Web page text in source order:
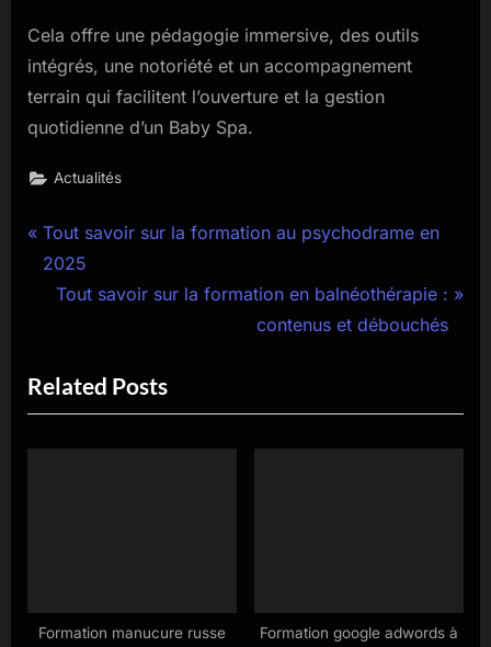
Cela offre une pédagogie immersive, des outils
intégrés, une notoriété et un accompagnement
terrain qui facilitent l’ouverture et la gestion
quotidienne d’un Baby Spa.
Actualités
Navigation
de
P
r
o
u
s
Tout savoir sur la formation au psychodrame en
2025
N
P
o
Tout savoir sur la formation en balnéothérapie :
contenus et débouchés
Related Posts
Formation manucure russe Formation google adwords à